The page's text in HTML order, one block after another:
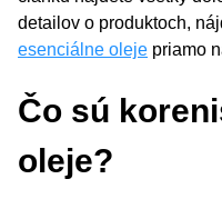
detailov o produktoch,
esenciálne oleje priamo
Čo sú
oleje?